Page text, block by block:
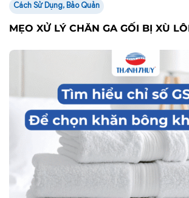
Cách Sử Dụng, Bảo Quản
MẸO XỬ LÝ CHĂN GA GỐI BỊ XÙ